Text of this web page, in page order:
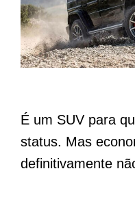
É um SUV para
status. Mas
definitivamente